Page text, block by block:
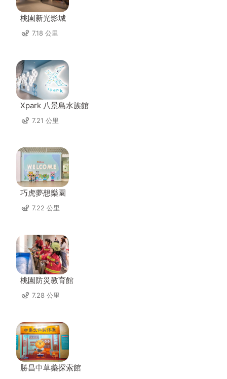
桃園新光影城
7.18 公里
Xpark 八景島水族館
7.21 公里
巧虎夢想樂園
7.22 公里
桃園防災教育館
7.28 公里
勝昌中草藥探索館